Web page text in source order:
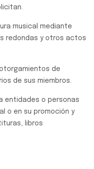
musical mediante
redondas y otros actos
de
de sus miembros.
entidades o personas
o en su promoción y
libros